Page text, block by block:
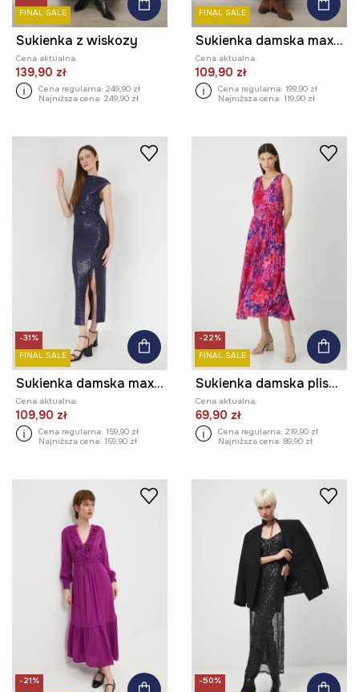
FINAL SALE
Sukienka z wiskozy
Cena aktualna:
139,90 zł
Cena regularna: 249,90 zł
Najniższa cena: 249,90 zł
FINAL SALE
Sukienka damska maxi z wiskozy wzorzysta
Cena aktualna:
109,90 zł
Cena regularna: 199,90 zł
Najniższa cena: 119,90 zł
-31%
FINAL SALE
Sukienka damska maxi z cekinami
Cena aktualna:
109,90 zł
Cena regularna: 159,90 zł
Najniższa cena: 159,90 zł
-22%
FINAL SALE
Sukienka damska plisowana wzorzysta
Cena aktualna:
69,90 zł
Cena regularna: 219,90 zł
Najniższa cena: 89,90 zł
-21%
-50%